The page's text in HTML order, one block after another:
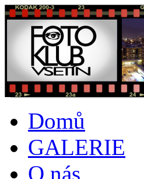
Domů
GALERIE
O nás